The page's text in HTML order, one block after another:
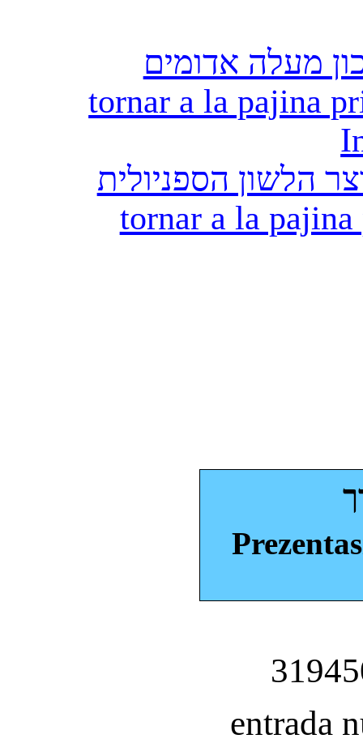
מעלה אדומים
tornar a la pajina
הלשון הספניולית
tornar a la
entrada